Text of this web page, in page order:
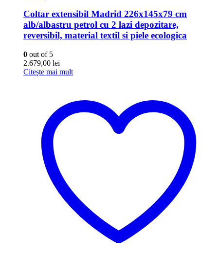
Coltar extensibil Madrid 226x145x79 cm
alb/albastru petrol cu 2 lazi depozitare,
reversibil, material textil si piele ecologica
0 out of 5
2.679,00 lei
Citește mai mult